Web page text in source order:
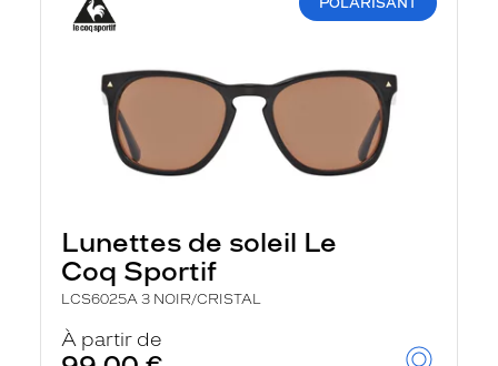
Lunettes de soleil Le
Coq Sportif
LCS6025A 3 NOIR/CRISTAL
À partir de